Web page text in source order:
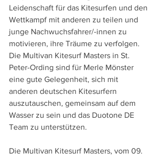
Leidenschaft für das Kitesurfen und den
Wettkampf mit anderen zu teilen und
junge Nachwuchsfahrer/-innen zu
motivieren, ihre Träume zu verfolgen.
Die Multivan Kitesurf Masters in St.
Peter-Ording sind für Merle Mönster
eine gute Gelegenheit, sich mit
anderen deutschen Kitesurfern
auszutauschen, gemeinsam auf dem
Wasser zu sein und das Duotone DE
Team zu unterstützen.
Die Multivan Kitesurf Masters, vom 09.